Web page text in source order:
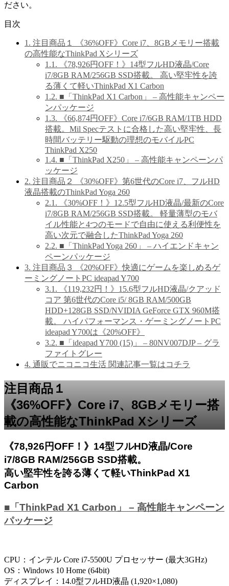
ださい。
目次
1. 注目商品１ 《36%OFF》Core i7、8GBメモリー搭載
の高性能なThinkPad Xシリーズ
1.1. 《78,926円OFF！》14型フルHD液晶/Core
i7/8GB RAM/256GB SSD搭載。 高い堅牢性を誇
る薄くて軽いThinkPad X1 Carbon
1.2. ■「ThinkPad X1 Carbon」 – 高性能キャンペー
ンパッケージ
1.3. 《66,874円OFF》Core i7/6GB RAM/1TB HDD
搭載。Mil Specテストに合格した高い堅牢性、長
時間バッテリー駆動の理想のモバイルPC
ThinkPad X250
1.4. ■「ThinkPad X250」 – 高性能キャンペーンパ
ッケージ
2. 注目商品２ 《30%OFF》第6世代のCore i7、フルHD
液晶搭載のThinkPad Yoga 260
2.1. 《30%OFF！》12.5型フルHD液晶/最新のCore
i7/8GB RAM/256GB SSD搭載。 軽量薄型のモバ
イル性能と4つのモードで自由に使える利便性を
高い次元で融合したThinkPad Yoga 260
2.2. ■「ThinkPad Yoga 260」 – ハイエンドキャン
ペーンパッケージ
3. 注目商品３ 《20%OFF》快適にゲームを楽しめるゲ
ーミングノートPC ideapad Y700
3.1. 《119,232円！》15.6型フルHD液晶/クアッド
コア 第6世代のCore i5/ 8GB RAM/500GB
HDD+128GB SSD/NVIDIA GeForce GTX 960M搭
載。 ハイパフォーマンス・ゲーミングノートPC
ideapad Y700は《20%OFF》
3.2. ■「ideapad Y700 (15)」 – 80NV007DJP – グラ
ファイトグレー
4. 通販でニコニコ生活 関連記事一覧はコチラ
注目商品１
《36%OFF》Core i7、8GBメモリー搭
載の高性能なThinkPad Xシリーズ
《78,926円OFF！》14型フルHD液晶/Core
i7/8GB RAM/256GB SSD搭載。
高い堅牢性を誇る薄くて軽いThinkPad X1
Carbon
■「ThinkPad X1 Carbon」 – 高性能キャンペーン
パッケージ
CPU：インテル Core i7-5500U プロセッサー (最大3GHz)
OS：Windows 10 Home (64bit)
ディスプレイ：14.0型フルHD液晶 (1,920×1,080)